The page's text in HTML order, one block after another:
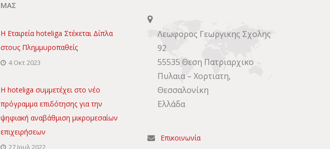
ΜΑΣ
Η Εταιρεία hoteliga Στέκεται Δίπλα
στους Πλημμυροπαθείς
4 Οκτ 2023
Η hoteliga συμμετέχει στο νέο
πρόγραμμα επιδότησης για την
ψηφιακή αναβάθμιση μικρομεσαίων
επιχειρήσεων
27 Ιουλ 2022
Λεωφορος Γεωργικης Σχολης
92
55535 Θεση Πατριαρχικο
Πυλαια – Χορτιατη,
Θεσσαλονίκη
Ελλάδα
Επικοινωνία